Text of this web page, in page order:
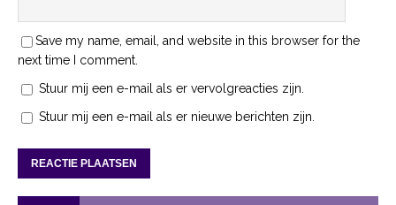
Save my name, email, and website in this browser for the
next time I comment.
Stuur mij een e-mail als er vervolgreacties zijn.
Stuur mij een e-mail als er nieuwe berichten zijn.